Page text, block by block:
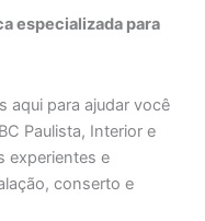
especializada para
aqui para ajudar você
Paulista, Interior e
experientes e
conserto e